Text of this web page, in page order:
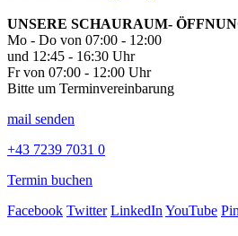
UNSERE SCHAURAUM-
Mo - Do von 07:00 - 12:00
und 12:45 - 16:30 Uhr
Fr von 07:00 - 12:00 Uhr
Bitte um Terminvereinbarung
mail senden
+43 7239 7031 0
Termin buchen
Facebook Twitter LinkedInYouTube